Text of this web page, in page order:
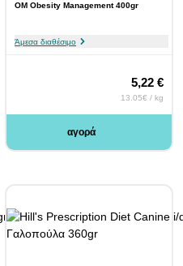
OM Obesity Management 400gr
Άμεσα διαθέσιμο
5,22 €
13.05€ / kg
αγορά